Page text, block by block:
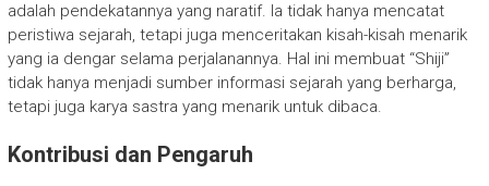
adalah pendekatannya yang naratif. Ia tidak hanya mencatat
peristiwa sejarah, tetapi juga menceritakan kisah-kisah menarik
yang ia dengar selama perjalanannya. Hal ini membuat “Shiji”
tidak hanya menjadi sumber informasi sejarah yang berharga,
tetapi juga karya sastra yang menarik untuk dibaca.
Kontribusi dan Pengaruh